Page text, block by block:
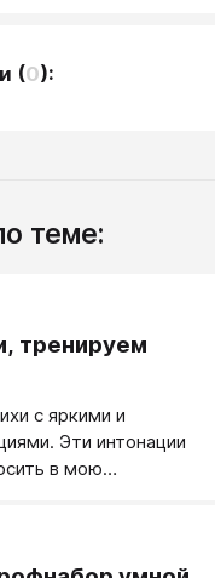
(0):
теме:
тренируем
с яркими и
Эти интонации
в мою